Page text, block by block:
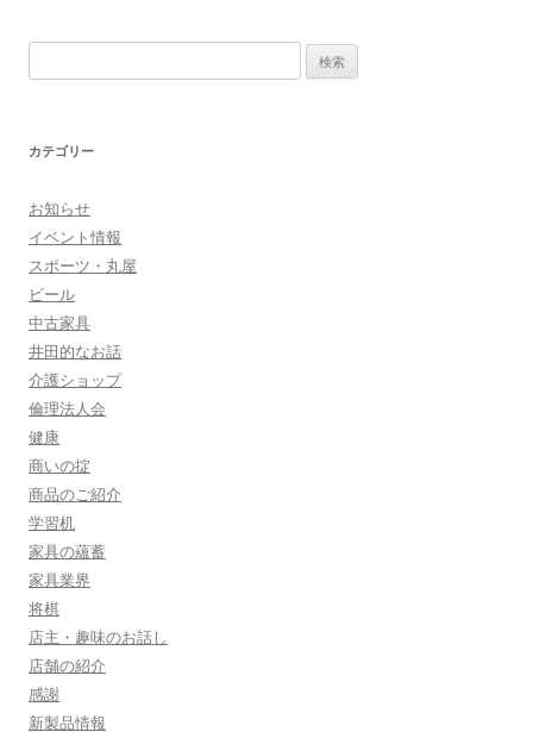
ン
索
カテゴリー
お知らせ
イベント情報
スポーツ・丸屋
ビール
中古家具
井田的なお話
介護ショップ
倫理法人会
健康
商いの掟
商品のご紹介
学習机
家具の蘊蓄
家具業界
将棋
店主・趣味のお話し
店舗の紹介
感謝
新製品情報